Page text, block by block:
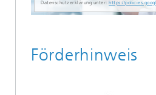
Datenschutzerklärung unter: https://
Förderhinweis